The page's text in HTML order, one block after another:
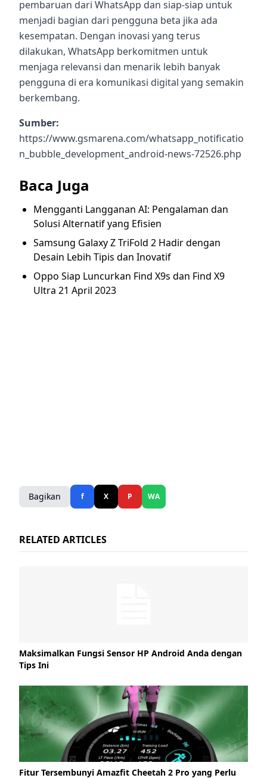
pembaruan dari WhatsApp dan siap-siap untuk
menjadi bagian dari pengguna beta jika ada
kesempatan. Dengan inovasi yang terus
dilakukan, WhatsApp berkomitmen untuk
menjaga relevansi dan menarik lebih banyak
pengguna di era komunikasi digital yang semakin
berkembang.
Sumber:
https://www.gsmarena.com/whatsapp_notificatio
n_bubble_development_android-news-72526.php
Baca Juga
Mengganti Langganan AI: Pengalaman dan
Solusi Alternatif yang Efisien
Samsung Galaxy Z TriFold 2 Hadir dengan
Desain Lebih Tipis dan Inovatif
Oppo Siap Luncurkan Find X9s dan Find X9
Ultra 21 April 2023
Bagikan f X P WA
RELATED ARTICLES
Maksimalkan Fungsi Sensor HP Android Anda dengan
Tips Ini
Fitur Tersembunyi Amazfit Cheetah 2 Pro yang Perlu